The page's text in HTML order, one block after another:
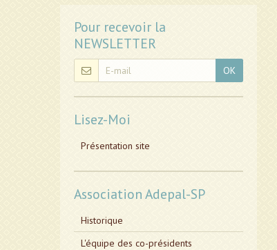
Pour recevoir la
NEWSLETTER
OK
Lisez-Moi
Présentation site
Association Adepal-SP
Historique
L'équipe des co-présidents